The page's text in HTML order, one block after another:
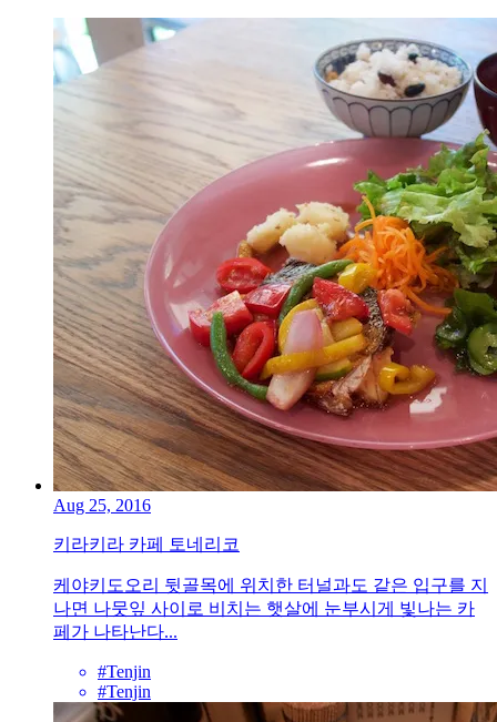
Aug 25, 2016
키라키라 카페 토네리코
케야키도오리 뒷골목에 위치한 터널과도 같은 입구를 지
나면 나뭇잎 사이로 비치는 햇살에 눈부시게 빛나는 카
페가 나타난다...
#Tenjin
#Tenjin